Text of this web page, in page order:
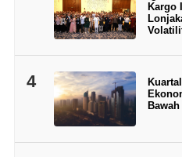
Kargo
4